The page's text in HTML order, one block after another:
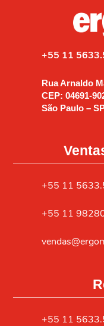
+55 11
Rua Arnaldo
CEP: 04691-
São Paulo –
+55 11
+55 11
+55 11